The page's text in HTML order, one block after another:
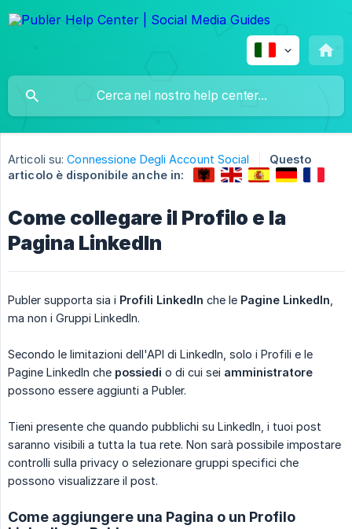
Articoli su: Connessione Degli Account Social
Questo
articolo è disponibile anche in:
Come collegare il Profilo e la
Pagina LinkedIn
Publer supporta sia i Profili LinkedIn che le Pagine LinkedIn
ma non i Gruppi LinkedIn.
Secondo le limitazioni dell'API di LinkedIn, solo i Profili e le
Pagine LinkedIn che possiedi o di cui sei amministratore
possono essere aggiunti a Publer.
Tieni presente che quando pubblichi su LinkedIn, i tuoi post
saranno visibili a tutta la tua rete. Non sarà possibile impostare
controlli sulla privacy o selezionare gruppi specifici che
possono visualizzare il post.
Come aggiungere una Pagina o un Profilo